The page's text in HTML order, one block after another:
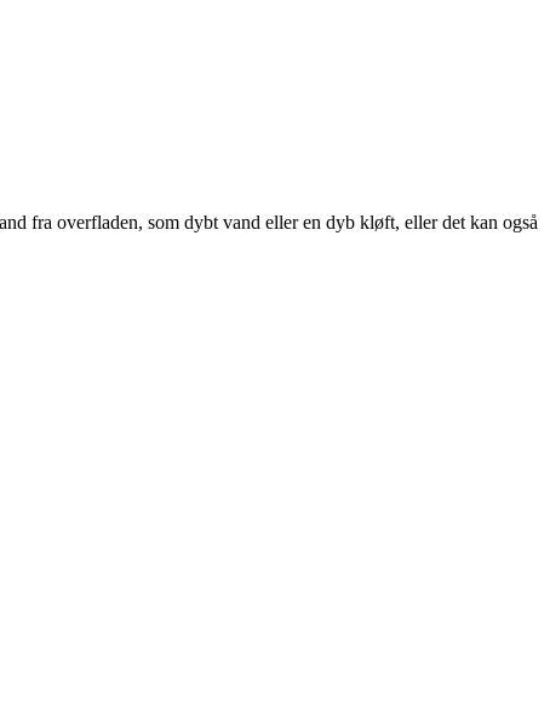
fra overfladen, som dybt vand eller en dyb kløft, eller det kan også